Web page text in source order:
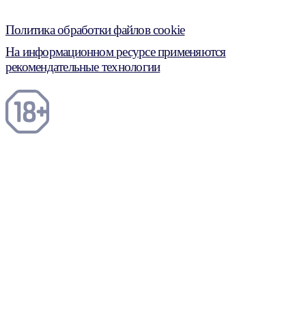
Политика обработки файлов cookie
На информационном ресурсе применяются
рекомендательные технологии